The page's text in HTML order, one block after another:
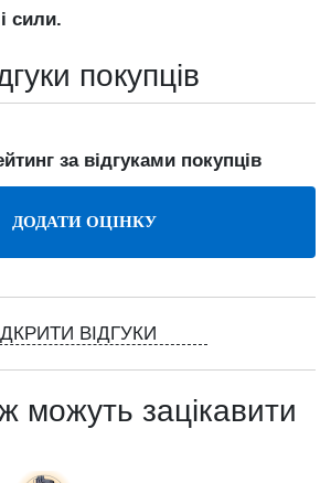
сили.
покупців
за відгуками покупців
ВІДГУКИ
можуть зацікавити